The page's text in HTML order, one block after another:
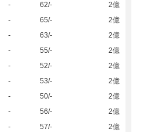
- 62/-
2億
- 65/-
2億
- 63/-
2億
- 55/-
2億
- 52/-
2億
- 53/-
2億
- 50/-
2億
- 56/-
2億
- 57/-
2億